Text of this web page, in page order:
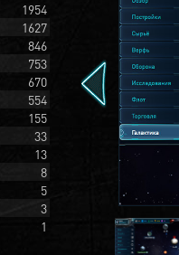
1954
1627
846
753
670
554
155
33
13
8
5
3
1